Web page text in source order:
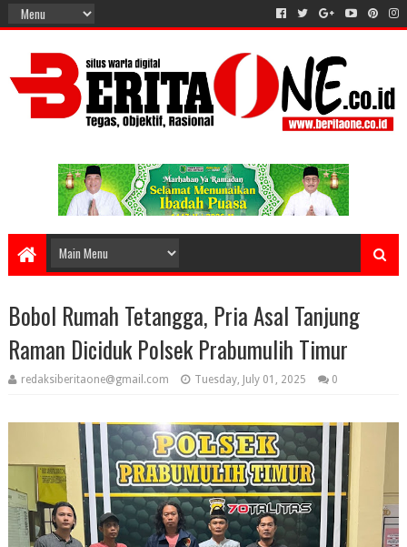
Bobol Rumah Tetangga, Pria Asal Tanjung
Raman Diciduk Polsek Prabumulih Timur
redaksiberitaone@gmail.com Tuesday, July 01, 2025 0